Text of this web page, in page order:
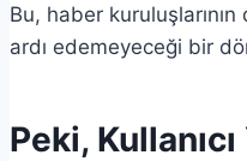
Bu, haber
ardı edemeyeceği bir
Peki,